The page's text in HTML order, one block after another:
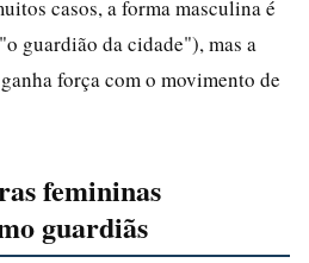
casos, a forma masculina é
guardião da cidade"), mas a
força com o movimento de
femininas
guardiãs